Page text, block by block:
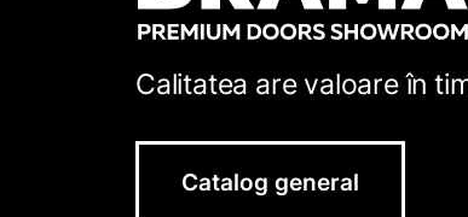
Calitatea are valoare în
Catalog general